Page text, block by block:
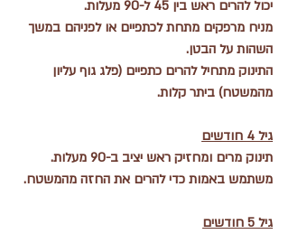
יכול להרים ראש בין 45 ל-90 מעלות.
מניח מרפקים מתחת לכתפיים או לפניהם במשך
השהות על הבטן.
התינוק מתחיל להרים כתפיים (פלג גוף עליון
מהמשטח) ביתר קלות.
גיל 4 חודשים
תינוק מרים ומחזיק ראש יציב ב-90 מעלות.
משתמש באמות כדי להרים את החזה מהמשטח.
גיל 5 חודשים